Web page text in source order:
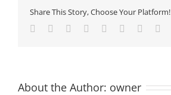
Share This Story, Choose Your Platform!
Facebook
TwitterReddit LinkedIn
TumblrPinterest
About the Author: owner